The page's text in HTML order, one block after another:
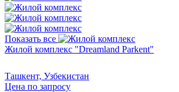
Показать все
Жилой комплекс "Dreamland Parkent"
Ташкент, Узбекистан
Цена по запросу